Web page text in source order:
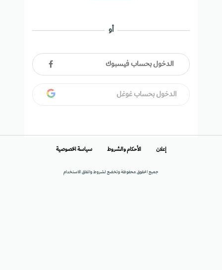
أو
الدخول بحساب فيسبوك
الدخول بحساب غوغل
جميع الحقوق محفوظة وتخضع لشروط واتفاق الاستخدام
إعلان الأحكام والشروط سياسة الخصوصية